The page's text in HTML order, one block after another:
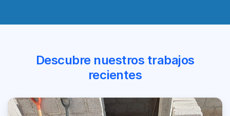
Descubre nuestros trabajos
recientes